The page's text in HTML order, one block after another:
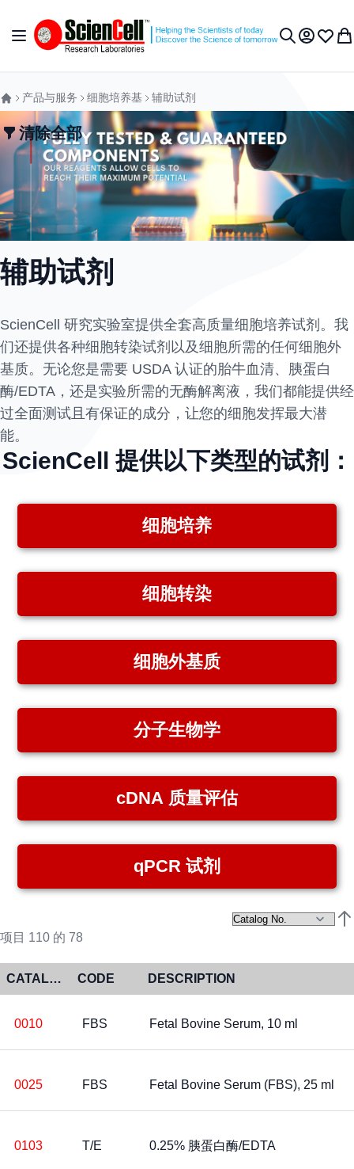
切换导航 我的账户
收藏夹
我
产品与服务 细胞培养基 辅助试剂
清除全部
辅助试剂
ScienCell 研究实验室提供全套高质量细胞培养试剂。我
们还提供各种细胞转染试剂以及细胞所需的任何细胞外
基质。无论您是需要 USDA 认证的胎牛血清、胰蛋白
酶/EDTA，还是实验所需的无酶解离液，我们都能提供经
过全面测试且有保证的成分，让您的细胞发挥最大潜
能。
ScienCell 提供以下类型的试剂：
细胞培养
细胞转染
细胞外基质
分子生物学
cDNA 质量评估
qPCR 试剂
项目 110 的 78
CATALOG NO CODE DESCRIPTION
0010 FBS Fetal Bovine Serum, 10 ml
0025 FBS Fetal Bovine Serum (FBS), 25 ml
0103 T/E 0.25% 胰蛋白酶/EDTA